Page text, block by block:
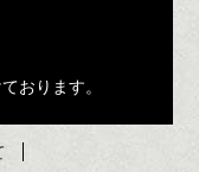
おります。